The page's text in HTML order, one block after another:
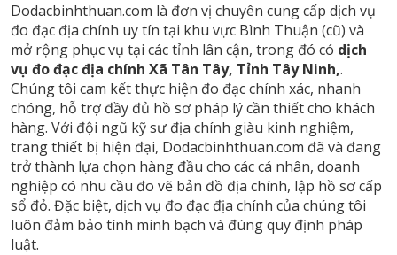
Dodacbinhthuan.com là đơn vị chuyên cung cấp dịch vụ
đo đạc địa chính uy tín tại khu vực Bình Thuận (cũ) và
mở rộng phục vụ tại các tỉnh lân cận, trong đó có dịch
vụ đo đạc địa chính Xã Tân Tây, Tỉnh Tây Ninh,.
Chúng tôi cam kết thực hiện đo đạc chính xác, nhanh
chóng, hỗ trợ đầy đủ hồ sơ pháp lý cần thiết cho khách
hàng. Với đội ngũ kỹ sư địa chính giàu kinh nghiệm,
trang thiết bị hiện đại, Dodacbinhthuan.com đã và đang
trở thành lựa chọn hàng đầu cho các cá nhân, doanh
nghiệp có nhu cầu đo vẽ bản đồ địa chính, lập hồ sơ cấp
sổ đỏ. Đặc biệt, dịch vụ đo đạc địa chính của chúng tôi
luôn đảm bảo tính minh bạch và đúng quy định pháp
luật.